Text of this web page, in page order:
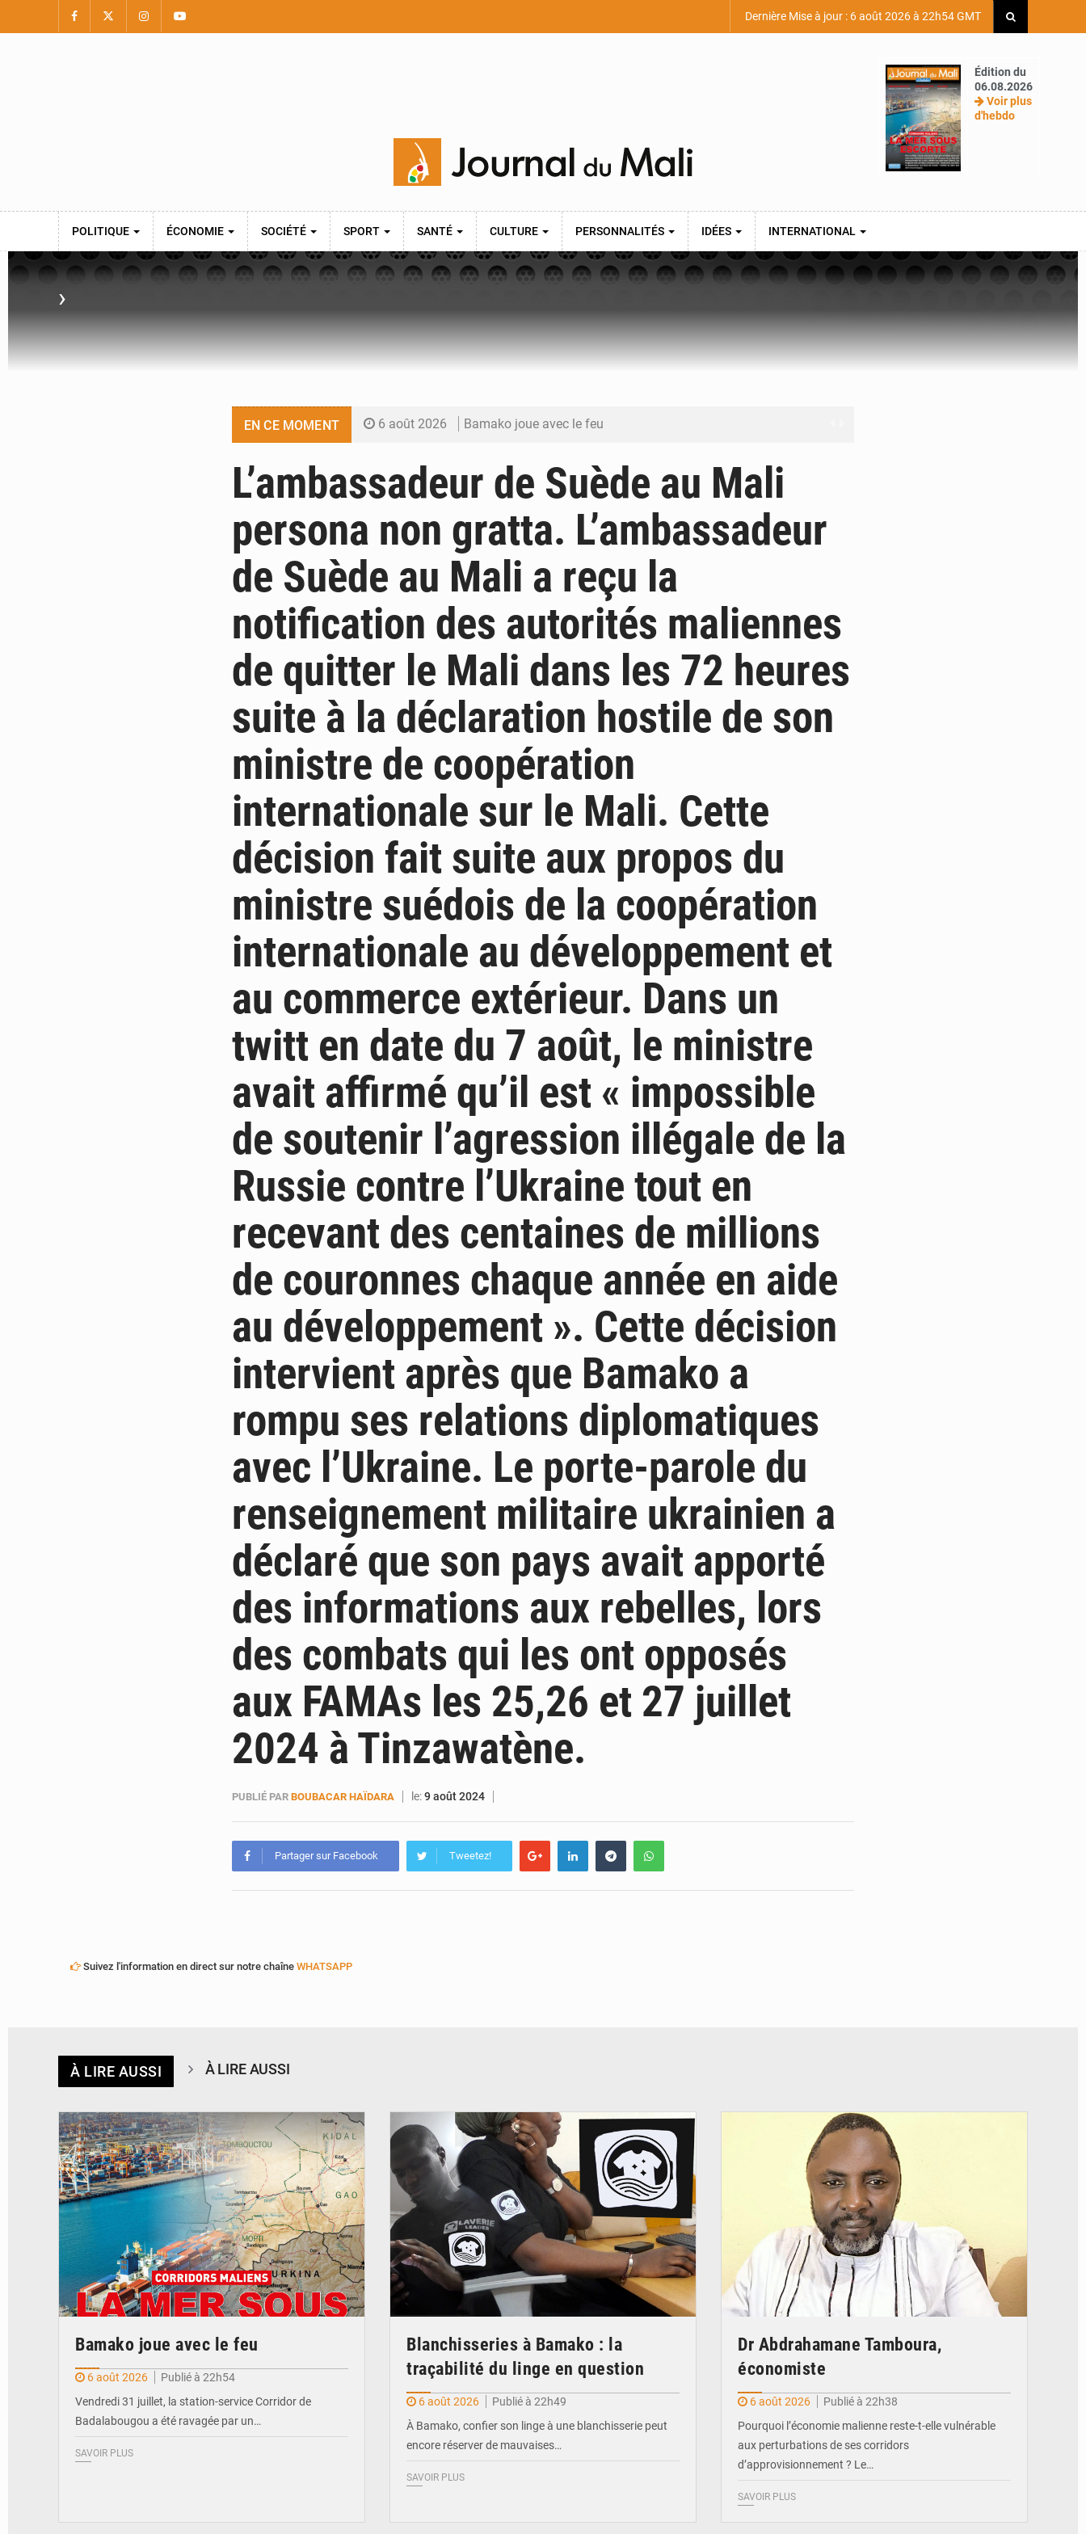
Dernière Mise à jour : 6 août 2026 à 22h54 GMT
Édition du
06.08.2026
Voir plus
d'hebdo
POLITIQUE ÉCONOMIE SOCIÉTÉ SPORT SANTÉ CULTURE PERSONNALITÉS IDÉES INTERNATIONAL
›
EN CE MOMENT 6 août 2026 Bamako joue avec le feu
6 août 2026 Dr Abdrahamane Tamboura, économiste
6 août 2026 Ports ouest-africains : la bataille du fret sahélien
6 août 2026 AfroBasket U18 : Le Mali défend sa double couronne à Abidjan
L’ambassadeur de Suède au Mali
persona non gratta. L’ambassadeur
de Suède au Mali a reçu la
notification des autorités maliennes
de quitter le Mali dans les 72 heures
suite à la déclaration hostile de son
ministre de coopération
internationale sur le Mali. Cette
décision fait suite aux propos du
ministre suédois de la coopération
internationale au développement et
au commerce extérieur. Dans un
twitt en date du 7 août, le ministre
avait affirmé qu’il est « impossible
de soutenir l’agression illégale de la
Russie contre l’Ukraine tout en
recevant des centaines de millions
de couronnes chaque année en aide
au développement ». Cette décision
intervient après que Bamako a
rompu ses relations diplomatiques
avec l’Ukraine. Le porte-parole du
renseignement militaire ukrainien a
déclaré que son pays avait apporté
des informations aux rebelles, lors
des combats qui les ont opposés
aux FAMAs les 25,26 et 27 juillet
2024 à Tinzawatène.
PUBLIÉ PAR BOUBACAR HAÏDARA le:9 août 2024
Partager sur Facebook Tweetez!
Suivez l'information en direct sur notre chaîne WHATSAPP
À LIRE AUSSI À LIRE AUSSI
© JDM
Bamako joue avec le feu
6 août 2026
Publié à 22h54
Vendredi 31 juillet, la station-service Corridor de
Badalabougou a été ravagée par un…
SAVOIR PLUS
Blanchisseries à Bamako : la
traçabilité du linge en question
6 août 2026
Publié à 22h49
À Bamako, confier son linge à une blanchisserie peut
encore réserver de mauvaises…
SAVOIR PLUS
Dr Abdrahamane Tamboura,
économiste
6 août 2026
Publié à 22h38
Pourquoi l’économie malienne reste-t-elle vulnérable
aux perturbations de ses corridors
d’approvisionnement ? Le…
SAVOIR PLUS